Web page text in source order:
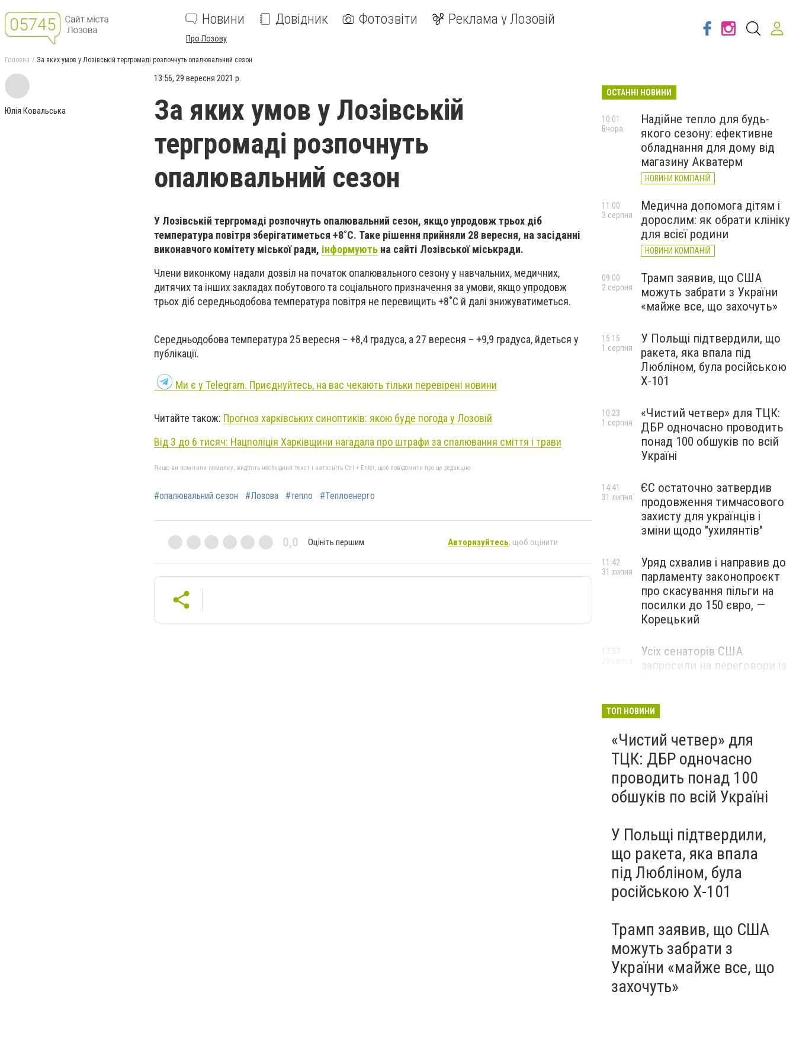
Новини Довідник Фотозвіти Реклама у Лозовій
Про Лозову
Головна За яких умов у Лозівській тергромаді розпочнуть опалювальний сезон
Юлія Ковальська
13:56, 29 вересня 2021 р.
За яких умов у Лозівській
тергромаді розпочнуть
опалювальний сезон
У Лозівській тергромаді розпочнуть опалювальний сезон, якщо упродовж трьох діб
температура повітря зберігатиметься +8˚С. Таке рішення прийняли 28 вересня, на засіданні
виконавчого комітету міської ради, інформують на сайті Лозівської міськради.
Члени виконкому надали дозвіл на початок опалювального сезону у навчальних, медичних,
дитячих та інших закладах побутового та соціального призначення за умови, якщо упродовж
трьох діб середньодобова температура повітря не перевищить +8˚С й далі знижуватиметься.
Середньодобова температура 25 вересня – +8,4 градуса, а 27 вересня – +9,9 градуса, йдеться у
публікації.
Ми є у Telegram. Приєднуйтесь, на вас чекають тільки перевірені новини
Читайте також: Прогноз харківських синоптиків: якою буде погода у Лозовій
Від 3 до 6 тисяч: Нацполіція Харківщини нагадала про штрафи за спалювання сміття і трави
Якщо ви помітили помилку, виділіть необхідний текст і натисніть Ctrl + Enter, щоб повідомити про це редакцію
#опалювальний сезон #Лозова #тепло #Теплоенерго
0,0 Оцініть першим Авторизуйтесь, щоб оцінити
ОСТАННІ НОВИНИ
Надійне тепло для будь-
якого сезону: ефективне
обладнання для дому від
магазину Акватерм
НОВИНИ КОМПАНІЙ
10:01
Вчора
Медична допомога дітям і
дорослим: як обрати клініку
для всієї родини
НОВИНИ КОМПАНІЙ
11:00
3 серпня
Трамп заявив, що США
можуть забрати з України
«майже все, що захочуть»
09:00
2 серпня
У Польщі підтвердили, що
ракета, яка впала під
Любліном, була російською
Х-101
15:15
1 серпня
«Чистий четвер» для ТЦК:
ДБР одночасно проводить
понад 100 обшуків по всій
Україні
10:23
1 серпня
ЄС остаточно затвердив
продовження тимчасового
захисту для українців і
зміни щодо "ухилянтів"
14:41
31 липня
Уряд схвалив і направив до
парламенту законопроєкт
про скасування пільги на
посилки до 150 євро, —
Корецький
11:42
31 липня
Усіх сенаторів США
запросили на переговори із
Росії, – The Hill
17:57
ТОП НОВИНИ
«Чистий четвер» для
ТЦК: ДБР одночасно
проводить понад 100
обшуків по всій Україні
У Польщі підтвердили,
що ракета, яка впала
під Любліном, була
російською Х-101
Трамп заявив, що США
можуть забрати з
України «майже все, що
захочуть»